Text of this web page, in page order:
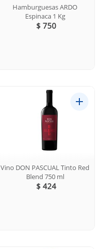
Hamburguesas ARDO
Espinaca 1 Kg
$ 750
Vino DON PASCUAL Tinto Red
Blend 750 ml
$ 424